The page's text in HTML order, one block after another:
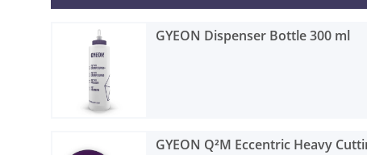
GYEON Dispenser Bottle 300 ml
GYEON Q²M Eccentric Heavy